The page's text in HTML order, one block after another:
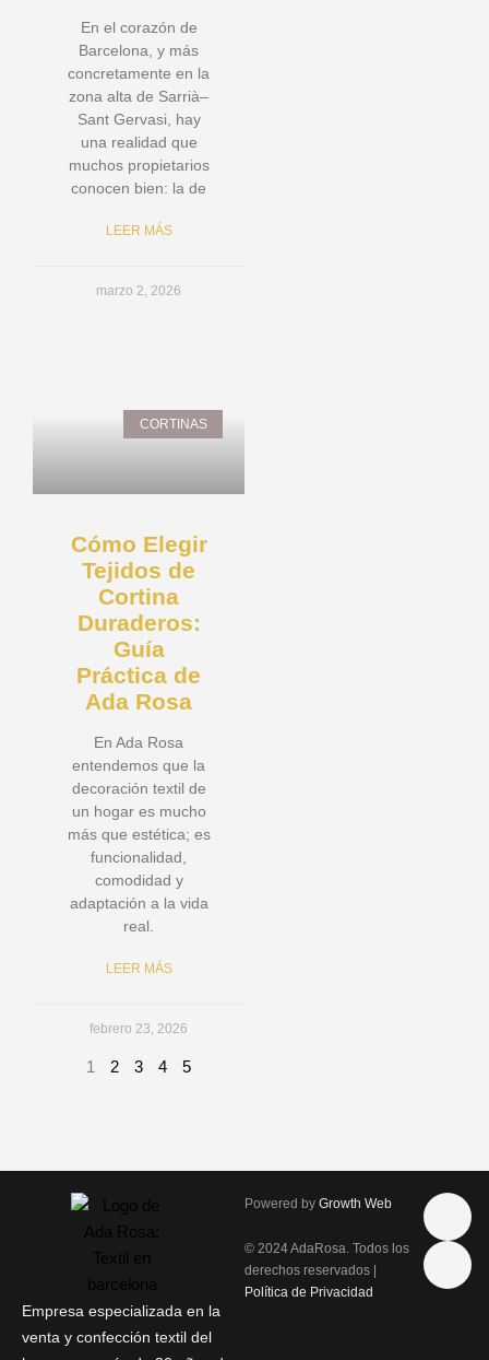
En el corazón de
Barcelona, y más
concretamente en la
zona alta de Sarrià–
Sant Gervasi, hay
una realidad que
muchos propietarios
conocen bien: la de
LEER MÁS
marzo 2, 2026
CORTINAS
Cómo Elegir
Tejidos de
Cortina
Duraderos:
Guía
Práctica de
Ada Rosa
En Ada Rosa
entendemos que la
decoración textil de
un hogar es mucho
más que estética; es
funcionalidad,
comodidad y
adaptación a la vida
real.
LEER MÁS
febrero 23, 2026
1 2 3 4 5
Empresa especializada en la
venta y confección textil del
Powered by Growth Web
© 2024 AdaRosa. Todos los
derechos reservados |
Política de Privacidad
s
a
P
o
e